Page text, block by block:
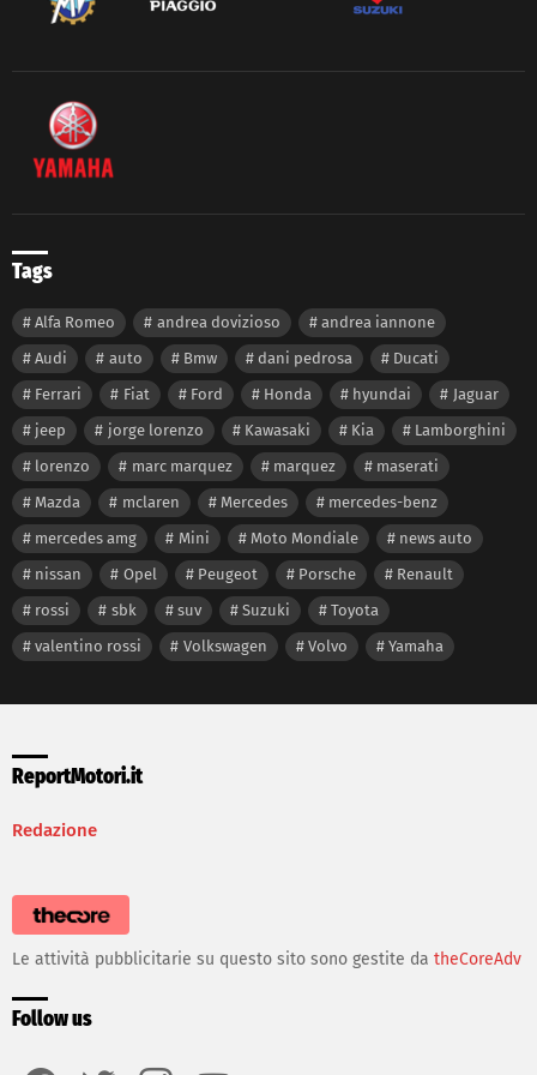
Tags
Alfa Romeo andrea dovizioso
andrea iannone
Audi
auto Bmw dani pedrosa
Ducati
Ferrari
Fiat Ford Honda hyundai
Jaguar
jeep
jorge lorenzo Kawasaki Kia
Lamborghini
lorenzo
marc marquez marquez
maserati
Mazda
mclaren Mercedes
mercedes-benz
mercedes amg
Mini Moto Mondiale
news auto
nissan
Opel Peugeot Porsche
Renault
rossi
sbk suv Suzuki
Toyota
valentino rossi
Volkswagen Volvo Yamaha
ReportMotori.it
Redazione
Le attività pubblicitarie su questo sito sono gestite da theCoreAdv
Follow us